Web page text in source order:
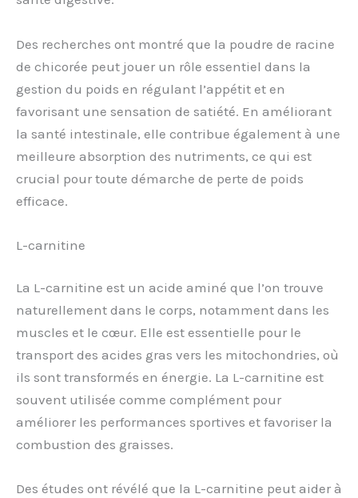
Des recherches ont montré que la poudre de racine
de chicorée peut jouer un rôle essentiel dans la
gestion du poids en régulant l’appétit et en
favorisant une sensation de satiété. En améliorant
la santé intestinale, elle contribue également à une
meilleure absorption des nutriments, ce qui est
crucial pour toute démarche de perte de poids
efficace.
L-carnitine
La L-carnitine est un acide aminé que l’on trouve
naturellement dans le corps, notamment dans les
muscles et le cœur. Elle est essentielle pour le
transport des acides gras vers les mitochondries, où
ils sont transformés en énergie. La L-carnitine est
souvent utilisée comme complément pour
améliorer les performances sportives et favoriser la
combustion des graisses.
Des études ont révélé que la L-carnitine peut aider à